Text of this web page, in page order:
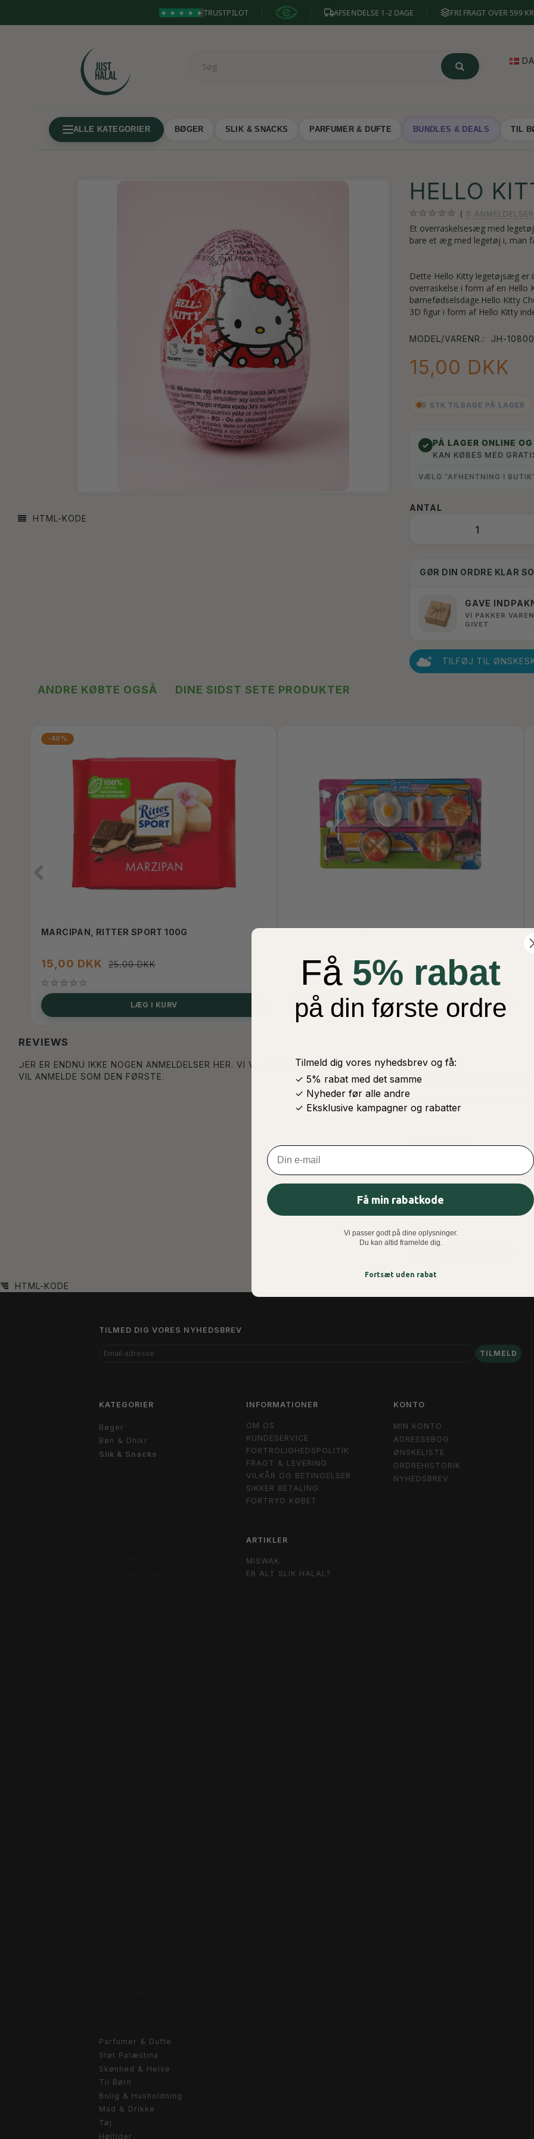
TRUSTPILOT AFSENDELSE 1-2 DAGE FRI FRAGT OVER 599
DA
ALLE KATEGORIER BØGER SLIK & SNACKS PARFUMER & DUFTE BUNDLES & DEALS TIL
HTML-KODE
HELLO
0 ANMELDELSER
Et overraskelsesæg med
bare et æg med legetøj i, man
Dette Hello Kitty legetøjsæg er
overraskelse i form af en Hello
børnefødselsdage.Hello Kitty
3D figur i form af Hello Kitty
MODEL/VARENR.: JH-10800
15,00 DKK
5 STK TILBAGE PÅ LAGER
✓ PÅ LAGER ONLINE
KAN KØBES MED
VÆLG “AFHENTNING I
ANTAL
GØR DIN ORDRE KLAR
GAVE
VI PAKKER
GIVET.
TILFØJ TIL
ANDRE KØBTE OGSÅ DINE SIDST SETE PRODUKTER
-40%
MARCIPAN, RITTER SPORT 100G
15,00 DKK 25,00 DKK
LÆG I KURV
15,00 DKK
LÆG I KURV
REVIEWS
DER ER ENDNU IKKE NOGEN ANMELDELSER HER. VI VIL VÆRE GLADE FOR HVIS DU
VIL ANMELDE SOM DEN FØRSTE.
TILFØJ
HTML-KODE
TILMED DIG VORES NYHEDSBREV
EMAIL-
ADRESSE
TILMELD
KATEGORIER
Bøger
Bøn & Dhikr
Slik & Snacks
Parfumer & Dufte
Støt Palæstina
Skønhed & Helse
Til Børn
Bolig & Husholdning
Mad & Drikke
Tøj
Højtider
INFORMATIONER
OM OS
KUNDESERVICE
FORTROLIGHEDSPOLITIK
FRAGT & LEVERING
VILKÅR OG BETINGELSER
SIKKER BETALING
FORTRYD KØBET
ARTIKLER
MISWAK
ER ALT SLIK HALAL?
KONTO
MIN KONTO
ADRESSEBOG
ØNSKELISTE
ORDREHISTORIK
NYHEDSBREV
Få 5% rabat
på din første ordre
Tilmeld dig vores nyhedsbrev og få:
✓ 5% rabat med det samme
✓ Nyheder før alle andre
✓ Eksklusive kampagner og rabatter
Email
Få min rabatkode
Vi passer godt på dine oplysninger.
Du kan altid framelde dig.
Fortsæt uden rabat